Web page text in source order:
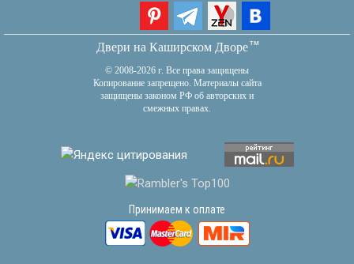
Двери на Каширском Дворетм
© 2008-2026 г. Все права защищены
Копирование запрещено. Материалы сайта
защищены законом РФ об авторских и
смежных правах.
Принимаем к оплате